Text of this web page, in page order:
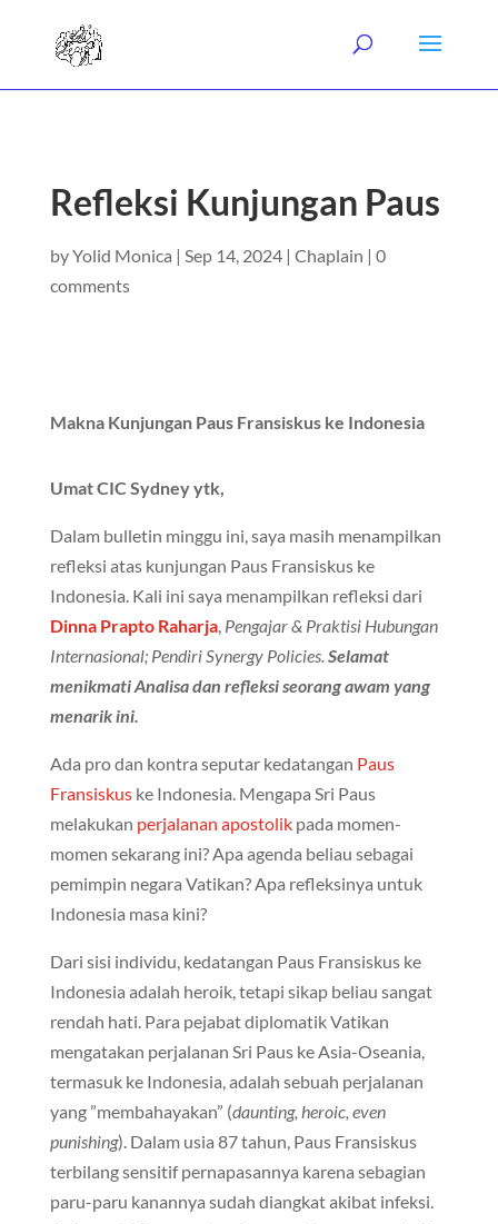
Refleksi Kunjungan Paus
byYolid Monica | Sep 14, 2024| Chaplain | 0
comments
Makna Kunjungan Paus Fransiskus ke Indonesia
Umat CIC Sydney ytk,
Dalam bulletin minggu ini, saya masih menampilkan
refleksi atas kunjungan Paus Fransiskus ke
Indonesia. Kali ini saya menampilkan refleksi dari
Dinna Prapto Raharja, Pengajar & Praktisi Hubungan
Internasional; Pendiri Synergy Policies.Selamat
menikmati Analisa dan refleksi seorang awam yang
menarik ini.
Ada pro dan kontra seputar kedatangan Paus
Fransiskuske Indonesia. Mengapa Sri Paus
melakukan perjalanan apostolikpada momen-
momen sekarang ini? Apa agenda beliau sebagai
pemimpin negara Vatikan? Apa refleksinya untuk
Indonesia masa kini?
Dari sisi individu, kedatangan Paus Fransiskus ke
Indonesia adalah heroik, tetapi sikap beliau sangat
rendah hati. Para pejabat diplomatik Vatikan
mengatakan perjalanan Sri Paus ke Asia-Oseania,
termasuk ke Indonesia, adalah sebuah perjalanan
yang ”membahayakan” (daunting, heroic, even
punishing). Dalam usia 87 tahun, Paus Fransiskus
terbilang sensitif pernapasannya karena sebagian
paru-paru kanannya sudah diangkat akibat infeksi.